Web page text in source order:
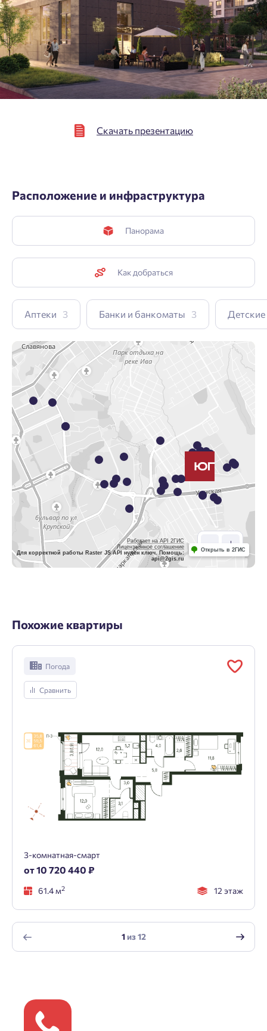
Скачать презентацию
Расположение и инфраструктура
Панорама
Как добраться
Аптеки 3 Банки и банкоматы 3
Работает на API 2ГИС
Лицензионное соглашение
Для корректной работы Raster JS API нужен ключ. Помощь:
api@2gis.ru
Открыть в 2ГИС
Похожие квартиры
Погода
Сравнить
3-комнатная-смарт
от 10 720 440 ₽
61.4 м2 12 этаж
1из12
персональных данных.
Подтвердить